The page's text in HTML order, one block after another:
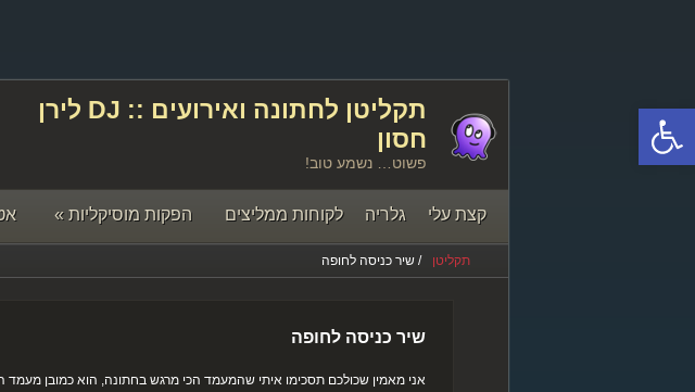
פתח סרגל נגישות
תקליטן לחתונה ואירועים :: DJ לירן
חסון
פשוט… נשמע טוב!
קצת עלי גלריה לקוחות ממליצים הפקות מוסיקליות »
יצירת קשר
תקליטן / שיר כניסה לחופה
שיר כניסה לחופה
אני מאמין שכולכם תסכימו איתי שהמעמד הכי מרגש בחתונה, הוא כמובן מעמד